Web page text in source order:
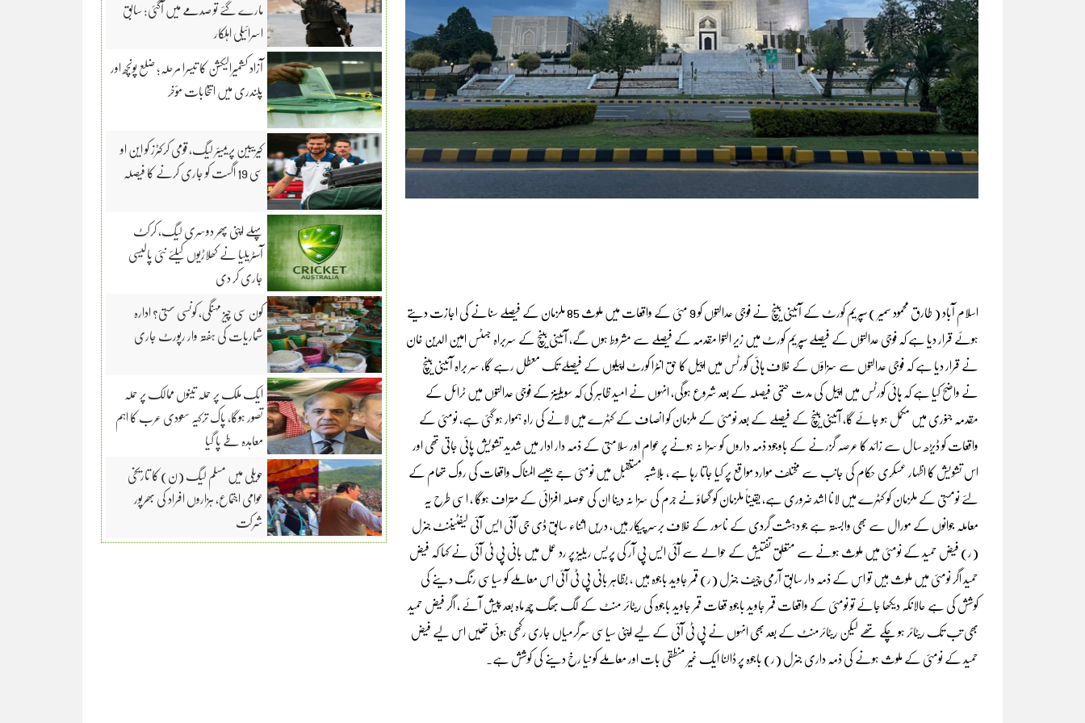
اسلام آباد ( طارق محمود سمیر ) سپریم کورٹ کے آئینی بینچ نے فوجی عدالتوں کو 9 مئی کے واقعات میں ملوث 85 ملزمان کے فیصلے سنانے کی اجازت دیتے
ہوئے قرار دیا ہے کہ فوجی عدالتوں کے فیصلے سپریم کورٹ میں زیر التوا مقدمہ کے فیصلے سے مشروط ہوں گے، آئینی بینچ کے سربراہ جسٹس امین الدین خان
نے قرار دیا ہے کہ فوجی عدالتوں سے سزاؤں کے خلاف ہائی کورٹس میں اپیل کا حق انٹرا کورٹ اپیلوں کے فیصلے تک معطل رہے گا، سر براہ آئینی بینچ
نے واضح کیا ہے کہ ہائی کورٹس میں اپیل کی مدت حتمی فیصلہ کے بعد شروع ہوگی، انہوں نے امید ظاہر کی کہ سویلینز کے فوجی عدالتوں میں ٹرائل کے
مقدمہ جنوری میں مکمل ہو جائے گا، آئینی بینچ کے فیصلے کے بعد نومئی کے ملزمان کو انصاف کے کٹہرے میں لانے کی راہ ہموار ہو گئی ہے، نومئی کے
واقعات کو ڈیڑھ سال سے زائد کا عرصہ گزرنے کے باوجود ذمہ داروں کو سزا نہ ہونے پر عوام اور سلامتی کے ذمہ دار ادار میں شدید تشویش پائی جاتی تھی اور
اس تشویش کا اظہار عسکری حکام کی جانب سے مختلف موارد مواقع پر کیا جاتا رہا ہے ، بلاشبہ مستقبل میں نومئی جے جیسے المناک واقعات کی روک تھام کے
لئے نومستی کے ملزمان کو کٹہرے میں لانا اشد ضروری ہے، یقیناً ملزمان کو گھاؤ نے جرم کی سزا نہ دینا ان کی حوصلہ افزائی کے متراف ہوگا ، اسی طرح یہ
معاملہ جوانوں کے مورال سے بھی وابستہ ہے جو دہشت گردی کے ناسور کے خلاف برسر پیکار ہیں، دریں اثناء سابق ڈی جی آئی ایس آئی لیفٹیننٹ جنرل
(ر) فیض حمید کے نومئی میں ملوث ہونے سے متعلق تفتیش کے حوالے سے آئی ایس پی آر کی پریس ریلیز پر رد عمل میں بانی پی ٹی آئی نے کہا کہ فیض
حمید اگر نومئی میں ملوث ہیں تو اس کے ذمہ دار سابق آرمی چیف جنرل (ر) قمر جاوید باجوہ ہیں ، بظاہر بانی پی ٹی آئی اس معاملے کو سیاسی رنگ دینے کی
کوشش کی ہے حالانکہ دیکھا جائے تو نومئی کے واقعات قمر جاوید باجوہ قعات قمر جاوید باجوہ کی ریٹائر منٹ کے لگ بھگ چھ ماہ بعد پیش آئے ، اگر فیض حمید
بھی تب تک ریٹائر ہو چکے تھے لیکن ریٹائرمنٹ کے بعد بھی انہوں نے پی ٹی آئی کے لیے اپنی سیاسی سرگرمیاں جاری رکھی ہوئی تھیں اس لیے فیض
حمید کے نومئی کے ملوث ہونے کی ذمہ داری جنرل (ر) باجوہ پر ڈالنا ایک غیر منطقی بات اور معاملے کو نیا رخ دینے کی کوشش ہے۔
مارے گئے تو صدمے میں آگئی: سابق
اسرائیلی اہلکار
آزاد کشمیرالیکشن کا تیسرا مرحلہ؛ ضلع پونچھ اور
پلندری میں انتخابات مؤخر
کیریبین پریمیئر لیگ، قومی کرکٹرز کو این او
سی 19 اگست کو جاری کرنے کا فیصلہ
پہلے اپنی پھر دوسری لیگ، کرکٹ
آسٹریلیا نے کھلاڑیوں کیلئے نئی پالیسی
جاری کر دی
کون سی چیز مہنگی، کونسی سستی؟ ادارہ
شماریات کی ہفتہ وار رپورٹ جاری
ایک ملک پر حملہ تینوں ممالک پر حملہ
تصور ہوگا، پاک ترکیہ سعودی عرب کا اہم
معاہدہ طے پا گیا
حویلی میں مسلم لیگ (ن) کا تاریخی
عوامی اجتماع، ہزاروں افراد کی بھرپور
شرکت